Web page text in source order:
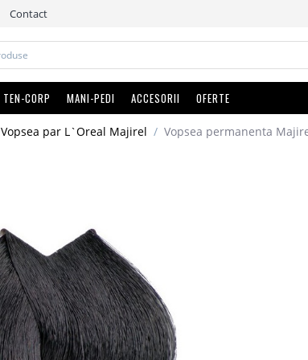
Contact
TEN-CORP MANI-PEDI ACCESORII OFERTE
Vopsea par L`Oreal Majirel / Vopsea permanenta